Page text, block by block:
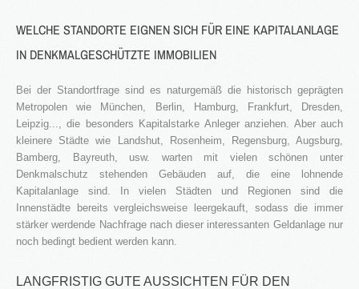
WELCHE STANDORTE EIGNEN SICH FÜR EINE KAPITALANLAGE
IN DENKMALGESCHÜTZTE IMMOBILIEN
Bei der Standortfrage sind es naturgemäß die historisch geprägten
Metropolen wie München, Berlin, Hamburg, Frankfurt, Dresden,
Leipzig..., die besonders Kapitalstarke Anleger anziehen. Aber auch
kleinere Städte wie Landshut, Rosenheim, Regensburg, Augsburg,
Bamberg, Bayreuth, usw. warten mit vielen schönen unter
Denkmalschutz stehenden Gebäuden auf, die eine lohnende
Kapitalanlage sind. In vielen Städten und Regionen sind die
Innenstädte bereits vergleichsweise leergekauft, sodass die immer
stärker werdende Nachfrage nach dieser interessanten Geldanlage nur
noch bedingt bedient werden kann.
LANGFRISTIG GUTE AUSSICHTEN FÜR DEN